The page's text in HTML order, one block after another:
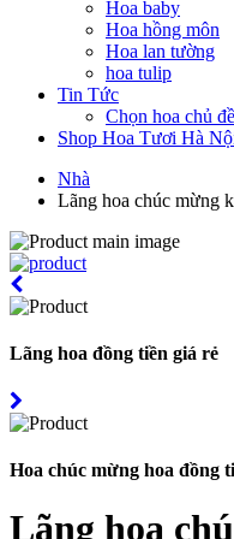
Hoa baby
Hoa hồng môn
Hoa lan tường
hoa tulip
Tin Tức
Chọn hoa chủ đề
Shop Hoa Tươi Hà
Nhà
Lãng hoa chúc mừng
Lãng hoa đồng tiền giá rẻ
Hoa chúc mừng hoa đồng
Lãng hoa